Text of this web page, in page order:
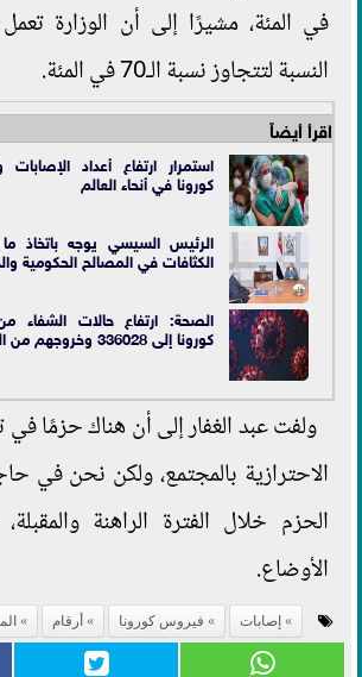
في المئة، مشيرًا إلى أن الوزارة
النسبة لتتجاوز نسبة الـ70 في المئة.
اقرأ أيضاً
استمرار ارتفاع أعداد
كورونا في أنحاء العالم
الرئيس السيسي يوجه باتخاذ
الكثافات في المصالح الحكومية
الصحة: ارتفاع حالات
كورونا إلى 336028 وخروجهم من المستشفيات
ولفت عبد الغفار إلى أن هناك حزمًا في
الاحترازية بالمجتمع، ولكن نحن في
الحزم خلال الفترة الراهنة
الأوضاع.
إصابات فيروس كورونا أرقام